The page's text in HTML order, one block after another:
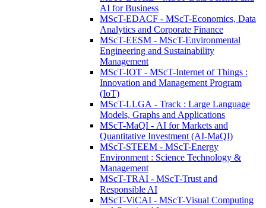
AI for Business
MScT-EDACF - MScT-Economics, Data
Analytics and Corporate Finance
MScT-EESM - MScT-Environmental
Engineering and Sustainability
Management
MScT-IOT - MScT-Internet of Things :
Innovation and Management Program
(IoT)
MScT-LLGA - Track : Large Language
Models, Graphs and Applications
MScT-MaQI - AI for Markets and
Quantitative Investment (AI-MaQI)
MScT-STEEM - MScT-Energy
Environment : Science Technology &
Management
MScT-TRAI - MScT-Trust and
Responsible AI
MScT-ViCAI - MScT-Visual Computing